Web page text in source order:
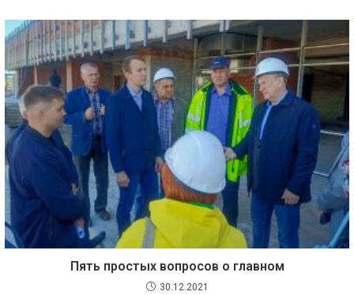
Пять простых вопросов о главном
30.12.2021